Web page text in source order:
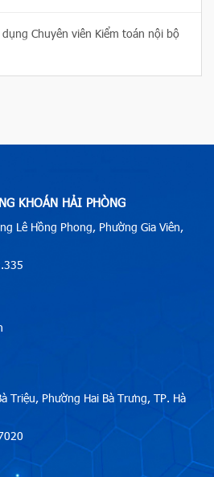
Chuyên viên Kiểm toán nội bộ
KHOÁN HẢI PHÒNG
Lê Hồng Phong, Phường Gia Viên,
Triệu, Phường Hai Bà Trưng, TP. Hà